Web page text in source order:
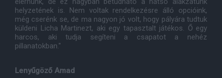
helyzetének is. Nem voltak rendelkezésre álló opcióink,
még cserénk se, de ma nagyon jó volt, hogy pályára tudtuk
küldeni Licha Martinezt, aki egy tapasztalt játékos. Ő egy
harcos, aki tudja segíteni a csapatot a nehéz
pillanatokban."
Lenyűgöző Amad